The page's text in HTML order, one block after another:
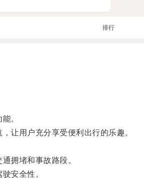
排行
。
让用户充分享受便利出行的乐趣。
拥堵和事故路段。
安全性。